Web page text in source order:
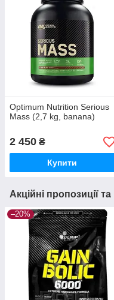
Optimum Nutrition Serious
Mass (2,7 kg, banana)
2 450 ₴
Купити
Акційні пропозиції
–20%